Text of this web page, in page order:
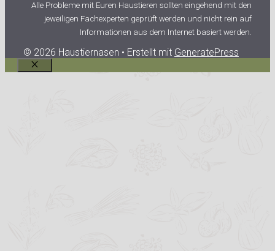
Alle Probleme mit Euren Haustieren sollten eingehend mit den
jeweiligen Fachexperten geprüft werden und nicht rein auf
Informationen aus dem Internet basiert werden.
© 2026 Haustiernasen • Erstellt mit GeneratePress
Schließen